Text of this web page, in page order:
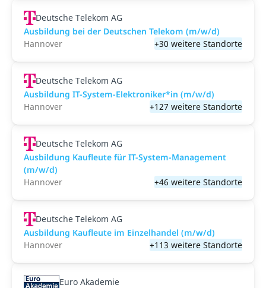
Deutsche Telekom AG
Ausbildung bei der Deutschen Telekom (m/w/d)
Hannover
+30 weitere Standorte
Deutsche Telekom AG
Ausbildung IT-System-Elektroniker*in (m/w/d)
Hannover
+127 weitere Standorte
Deutsche Telekom AG
Ausbildung Kaufleute für IT-System-Management
(m/w/d)
Hannover
+46 weitere Standorte
Deutsche Telekom AG
Ausbildung Kaufleute im Einzelhandel (m/w/d)
Hannover
+113 weitere Standorte
Euro Akademie